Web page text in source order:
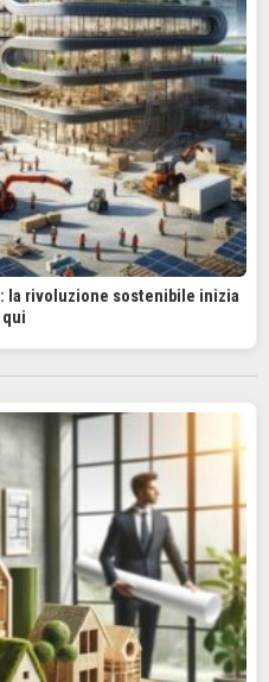
la rivoluzione sostenibile inizia
qui